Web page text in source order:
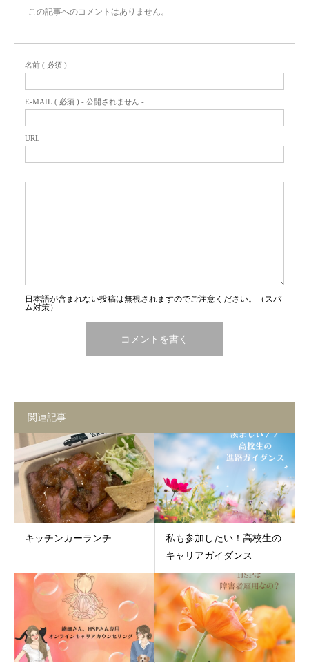
この記事へのコメントはありません。
名前 ( 必須 )
E-MAIL ( 必須 ) - 公開されません -
URL
日本語が含まれない投稿は無視されますのでご注意ください。（スパ
ム対策）
関連記事
キッチンカーランチ
私も参加したい！高校生の
キャリアガイダンス